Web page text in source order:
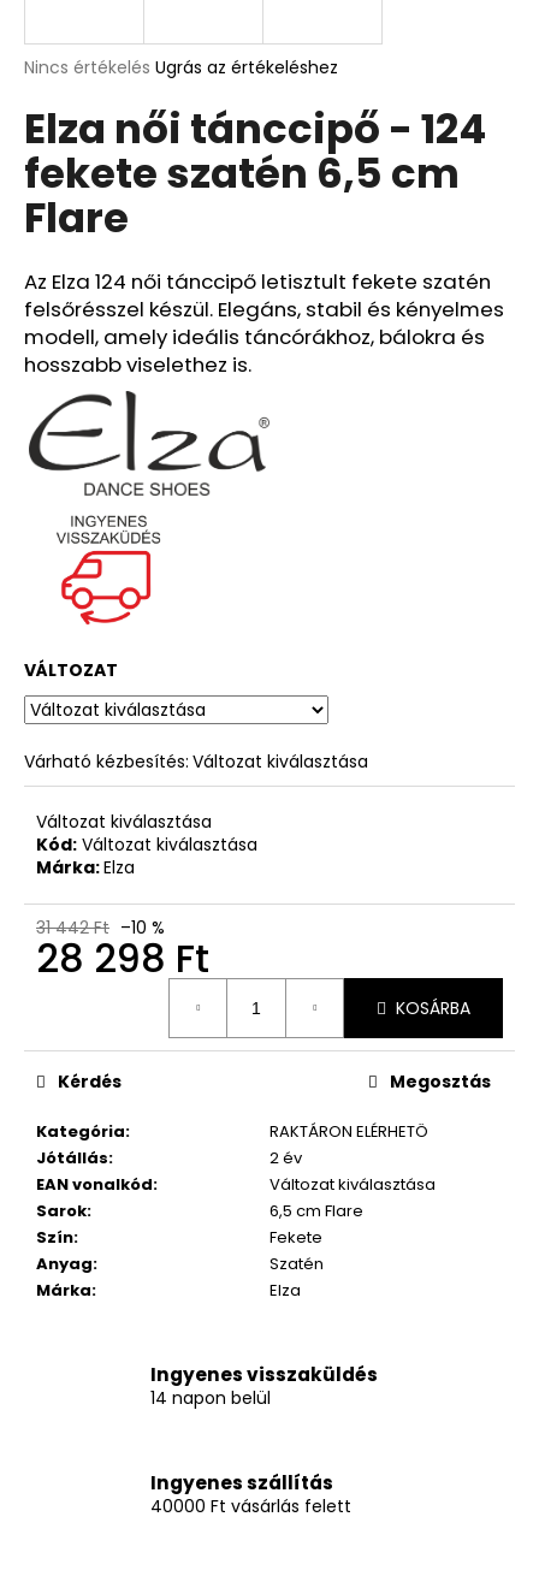
A
átlagos
értékelése
5-
ből
0,0
csillag.
Nincs értékelés Ugrás az értékeléshez
Elza női tánccipő - 124
fekete szatén 6,5 cm
Flare
Az Elza 124 női tánccipő letisztult fekete szatén
felsőrésszel készül. Elegáns, stabil és kényelmes
modell, amely ideális táncórákhoz, bálokra és
hosszabb viselethez is.
VÁLTOZAT
Várható kézbesítés: Változat kiválasztása
Változat kiválasztása
Kód: Változat kiválasztása
Márka:Elza
31 442 Ft –10 %
28 298 Ft
KOSÁRBA
Kategória:
RAKTÁRON ELÉRHETÖ
Jótállás:
2 év
EAN vonalkód:
Változat kiválasztása
Sarok:
6,5 cm Flare
Szín:
Fekete
Anyag:
Szatén
Márka: Elza
Kérdés Megosztás
Ingyenes visszaküldés
14 napon belül
Ingyenes szállítás
40000 Ft vásárlás felett
A
á
n
l
j
u